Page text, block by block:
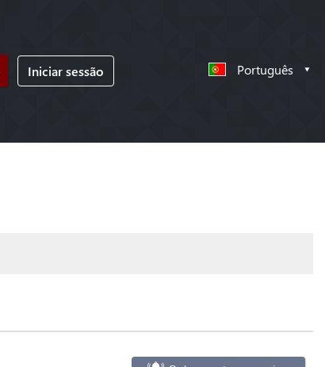
Iniciar sessão Português